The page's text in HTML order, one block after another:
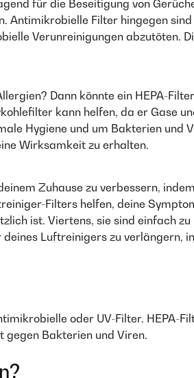
für die Beseitigung von
Antimikrobielle Filter hingegen
Verunreinigungen abzutöten.
Dann könnte ein HEPA-
kann helfen, da er Gase
Hygiene und um Bakterien und
Wirksamkeit zu erhalten.
Zuhause zu verbessern,
Filters helfen, deine
ist. Viertens, sie sind einfach
Luftreinigers zu verlängern,
oder UV-Filter. HEPA-
gegen Bakterien und Viren.